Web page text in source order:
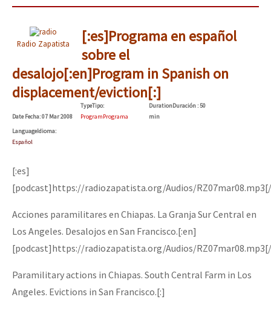
Radio Zapatista
[:es]Programa en español
sobre el
desalojo[:en]Program in Spanish on
displacement/eviction[:]
DateFecha: 07 Mar 2008
TypeTipo:
ProgramPrograma
DurationDuración: 50
min
LanguageIdioma:
Español
[:es]
[podcast]https://radiozapatista.org/Audios/
Acciones paramilitares en Chiapas. La Granja Sur Central en
Los Angeles. Desalojos en San Francisco.[:en]
[podcast]https://radiozapatista.org/Audios/
Paramilitary actions in Chiapas. South Central Farm in Los
Angeles. Evictions in San Francisco.[:]